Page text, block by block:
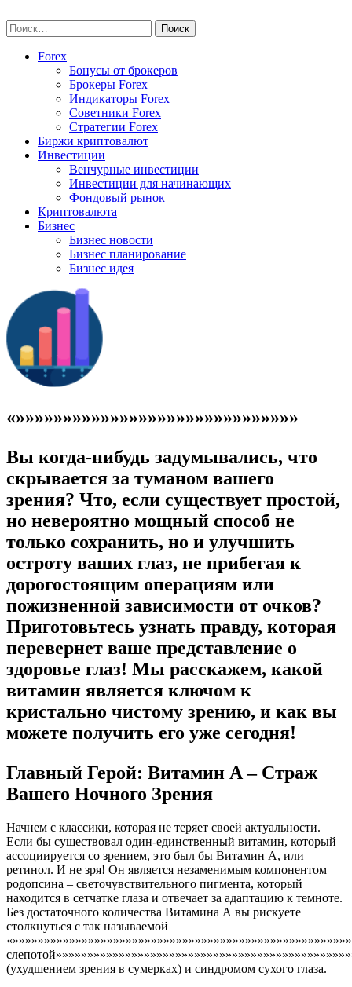
to
content
Найти:
Forex
Бонусы от брокеров
Брокеры Forex
Индикаторы Forex
Советники Forex
Стратегии Forex
Биржи криптовалют
Инвестиции
Венчурные инвестиции
Инвестиции для начинающих
Фондовый рынок
Криптовалюта
Бизнес
Бизнес новости
Бизнес планирование
Бизнес идея
«»»»»»»»»»»»»»»»»»»»»»»»»»»»»»»
Вы когда-нибудь задумывались, что
скрывается за туманом вашего
зрения? Что, если существует простой,
но невероятно мощный способ не
только сохранить, но и улучшить
остроту ваших глаз, не прибегая к
дорогостоящим операциям или
пожизненной зависимости от очков?
Приготовьтесь узнать правду, которая
перевернет ваше представление о
здоровье глаз! Мы расскажем, какой
витамин является ключом к
кристально чистому зрению, и как вы
можете получить его уже сегодня!
Главный Герой: Витамин А – Страж
Вашего Ночного Зрения
Начнем с классики, которая не теряет своей актуальности.
Если бы существовал один-единственный витамин, который
ассоциируется со зрением, это был бы Витамин А, или
ретинол. И не зря! Он является незаменимым компонентом
родопсина – светочувствительного пигмента, который
находится в сетчатке глаза и отвечает за адаптацию к темноте.
Без достаточного количества Витамина А вы рискуете
столкнуться с так называемой
(ухудшением зрения в сумерках) и синдромом сухого глаза.